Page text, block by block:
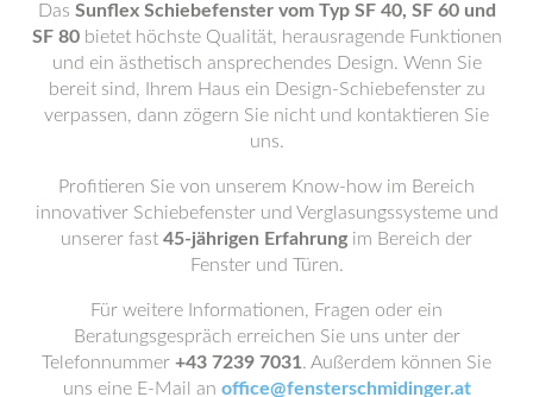
Das Sunflex Schiebefenster vom Typ SF 40, SF 60 und
SF 80bietet höchste Qualität, herausragende Funktionen
und ein ästhetisch ansprechendes Design. Wenn Sie
bereit sind, Ihrem Haus ein Design-Schiebefenster zu
verpassen, dann zögern Sie nicht und kontaktieren Sie
uns.
Profitieren Sie von unserem Know-how im Bereich
innovativer Schiebefenster und Verglasungssysteme und
unserer fast 45-jährigen Erfahrung im Bereich der
Fenster und Türen.
Für weitere Informationen, Fragen oder ein
Beratungsgespräch erreichen Sie uns unter der
Telefonnummer +43 7239 7031. Außerdem können Sie
uns eine E-Mail an office@fensterschmidinger.at